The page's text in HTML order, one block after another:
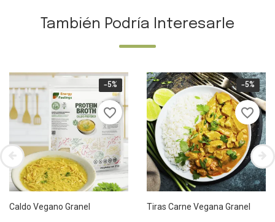
También Podría Interesarle
-5%
favorite_border
Caldo Vegano Granel
-5%
favorite_border
Tiras Carne Vegana Granel